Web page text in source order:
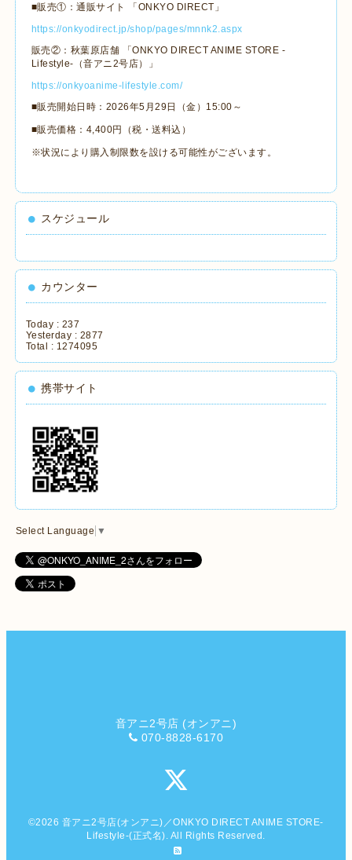
■販売①：通販サイト 「ONKYO DIRECT 」
https://onkyodirect.jp/shop/pages/mnnk2.aspx
販売②：秋葉原店舗 「ONKYO DIRECT ANIME STORE -
Lifestyle- （音アニ2号店）」
https://onkyoanime-lifestyle.com/
■販売開始日時： 2026年5 月29 日（金） 15:00～
■販売価格： 4,400円（税・送料込）
※状況により購入制限数を設ける可能性がございます。
スケジュール
カウンター
Today : 237
Yesterday : 2877
Total : 1274095
携帯サイト
Select Language ▼
音アニ2号店 (オンアニ)
070-8828-6170
©2026 音アニ2号店(オンアニ)／ONKYO DIRECT ANIME STORE-
Lifestyle-(正式名). All Rights Reserved.